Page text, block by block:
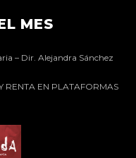
MES
– Dir. Alejandra Sánchez
RENTA EN PLATAFORMAS